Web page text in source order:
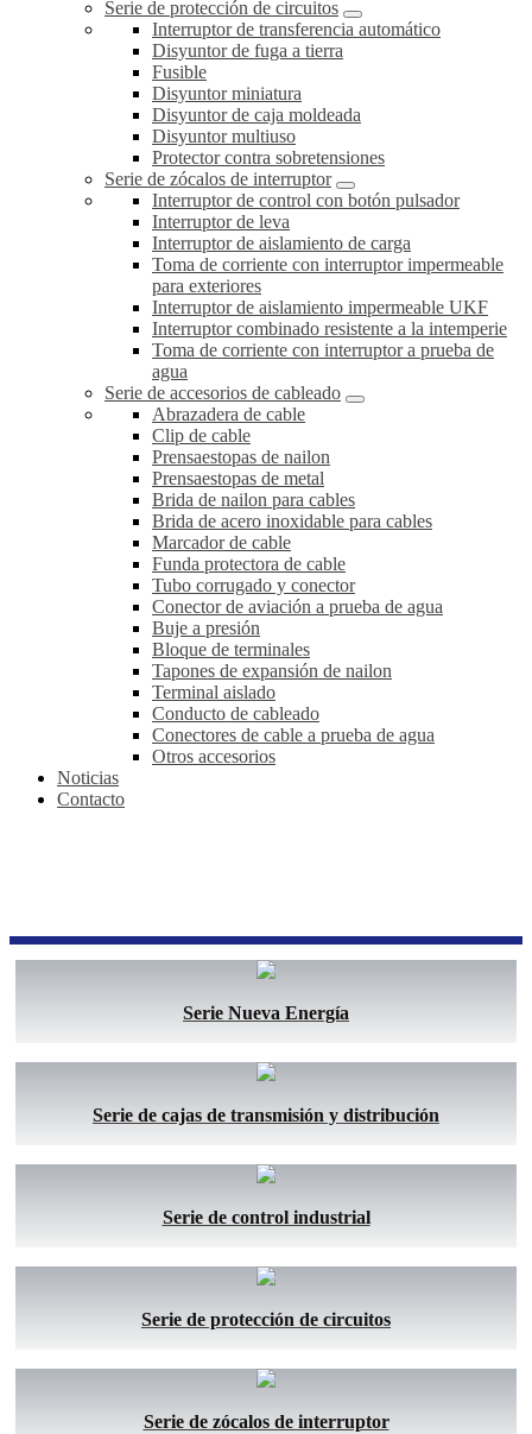
Serie de protección de circuitos
Interruptor de transferencia automático
Disyuntor de fuga a tierra
Fusible
Disyuntor miniatura
Disyuntor de caja moldeada
Disyuntor multiuso
Protector contra sobretensiones
Serie de zócalos de interruptor
Interruptor de control con botón pulsador
Interruptor de leva
Interruptor de aislamiento de carga
Toma de corriente con interruptor impermeable
para exteriores
Interruptor de aislamiento impermeable UKF
Interruptor combinado resistente a la intemperie
Toma de corriente con interruptor a prueba de
agua
Serie de accesorios de cableado
Abrazadera de cable
Clip de cable
Prensaestopas de nailon
Prensaestopas de metal
Brida de nailon para cables
Brida de acero inoxidable para cables
Marcador de cable
Funda protectora de cable
Tubo corrugado y conector
Conector de aviación a prueba de agua
Buje a presión
Bloque de terminales
Tapones de expansión de nailon
Terminal aislado
Conducto de cableado
Conectores de cable a prueba de agua
Otros accesorios
Noticias
Contacto
Serie Nueva Energía
Serie de cajas de transmisión y distribución
Serie de control industrial
Serie de protección de circuitos
Serie de zócalos de interruptor